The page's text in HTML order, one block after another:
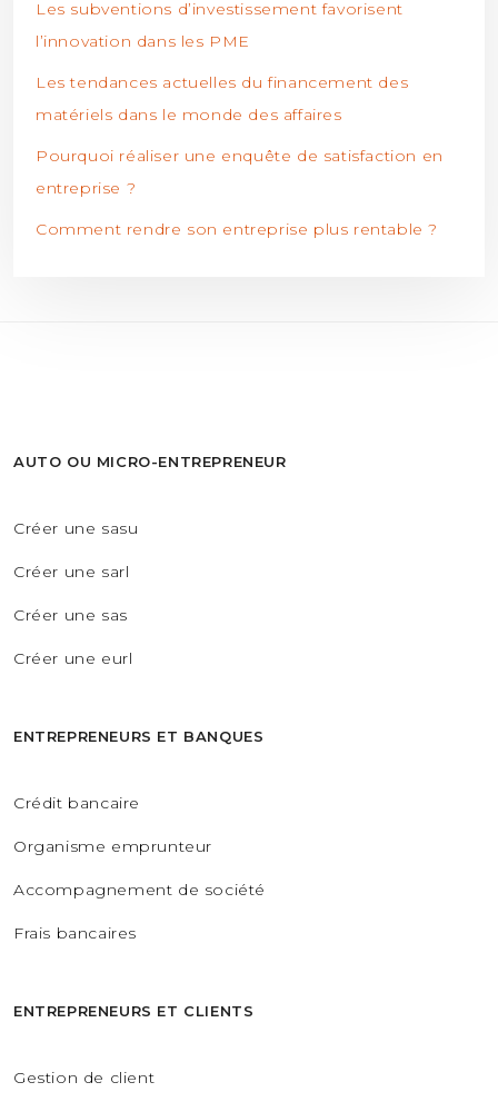
Les subventions d’investissement favorisent
l’innovation dans les PME
Les tendances actuelles du financement des
matériels dans le monde des affaires
Pourquoi réaliser une enquête de satisfaction en
entreprise ?
Comment rendre son entreprise plus rentable ?
AUTO OU MICRO-ENTREPRENEUR
Créer une sasu
Créer une sarl
Créer une sas
Créer une eurl
ENTREPRENEURS ET BANQUES
Crédit bancaire
Organisme emprunteur
Accompagnement de société
Frais bancaires
ENTREPRENEURS ET CLIENTS
Gestion de client